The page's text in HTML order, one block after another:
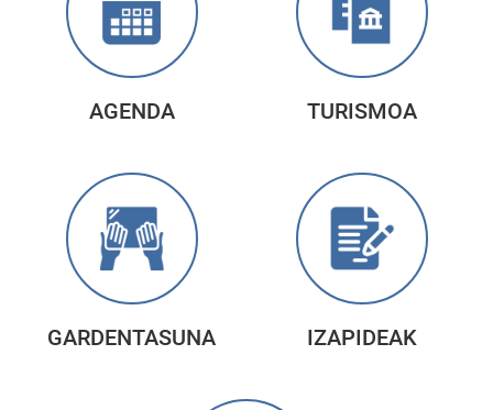
AGENDA TURISMOA
GARDENTASUNA IZAPIDEAK